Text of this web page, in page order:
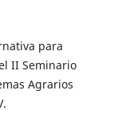
para
II Seminario
Agrarios